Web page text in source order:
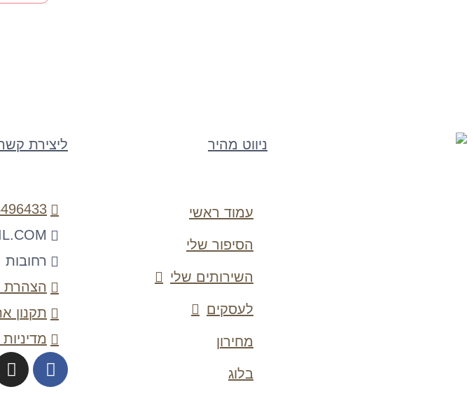
ניווט מהיר
עמוד ראשי
הסיפור שלי
השירותים שלי
לעסקים
מחירון
בלוג
ליצירת
רחובות
הצהרת
תקנון
F
A
I
N